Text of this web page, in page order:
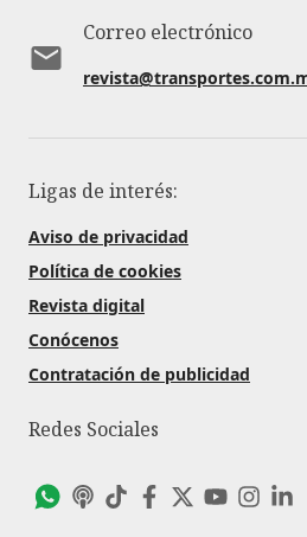
Correo electrónico
Ligas de interés:
Aviso de privacidad
Política de cookies
Revista digital
Conócenos
Contratación de publicidad
Redes Sociales